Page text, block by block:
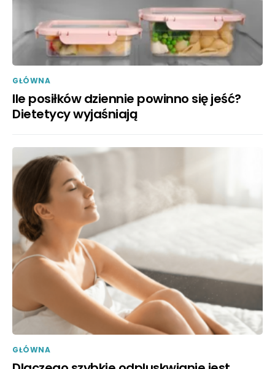
GŁÓWNA
Ile posiłków dziennie powinno się jeść?
Dietetycy wyjaśniają
GŁÓWNA